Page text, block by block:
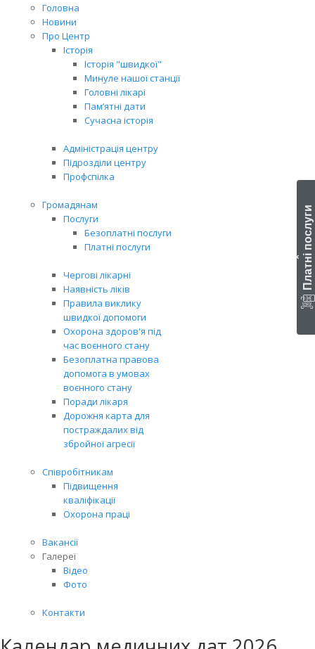
Головна
Новини
Про Центр
Історія
Історія "швидкої"
Минуле нашої станції
Головні лікарі
Пам’ятні дати
Сучасна історія
Адміністрація центру
Підрозділи центру
Профспілка
Громадянам
Послуги
Безоплатні послуги
Платні послуги
Чергові лікарні
Наявність ліків
Правила виклику
швидкої допомоги
Охорона здоров'я під
час воєнного стану
Безоплатна правова
допомога в умовах
воєнного стану
Поради лікаря
Дорожня карта для
постраждалих від
збройної агресії
Співробітникам
Підвищення
кваліфікації
Охорона праці
Вакансії
Галереї
Відео
Фото
Контакти
‹ Платні послуги